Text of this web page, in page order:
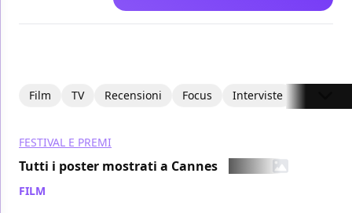
Film TV Recensioni Focus Interviste
FESTIVAL E PREMI
Tutti i poster mostrati a Cannes
FILM